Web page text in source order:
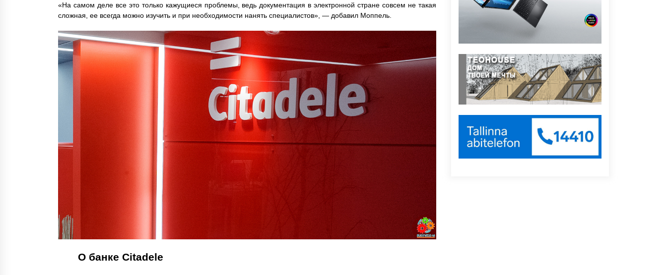
«На самом деле все это только кажущиеся проблемы, ведь документация в электронной стране совсем не такая
сложная, ее всегда можно изучить и при необходимости нанять специалистов», — добавил Моппель.
О банке Citadele